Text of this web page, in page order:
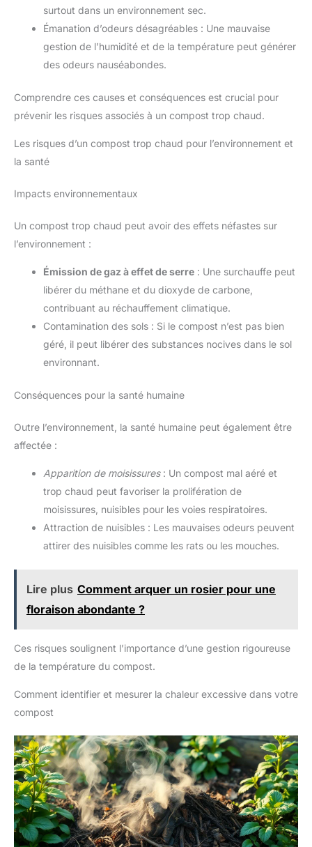
surtout dans un environnement sec.
Émanation d’odeurs désagréables : Une mauvaise
gestion de l’humidité et de la température peut générer
des odeurs nauséabondes.
Comprendre ces causes et conséquences est crucial pour
prévenir les risques associés à un compost trop chaud.
Les risques d’un compost trop chaud pour l’environnement et
la santé
Impacts environnementaux
Un compost trop chaud peut avoir des effets néfastes sur
l’environnement :
Émission de gaz à effet de serre : Une surchauffe peut
libérer du méthane et du dioxyde de carbone,
contribuant au réchauffement climatique.
Contamination des sols : Si le compost n’est pas bien
géré, il peut libérer des substances nocives dans le sol
environnant.
Conséquences pour la santé humaine
Outre l’environnement, la santé humaine peut également être
affectée :
Apparition de moisissures: Un compost mal aéré et
trop chaud peut favoriser la prolifération de
moisissures, nuisibles pour les voies respiratoires.
Attraction de nuisibles : Les mauvaises odeurs peuvent
attirer des nuisibles comme les rats ou les mouches.
Lire plus Comment arquer un rosier pour une
floraison abondante ?
Ces risques soulignent l’importance d’une gestion rigoureuse
de la température du compost.
Comment identifier et mesurer la chaleur excessive dans votre
compost